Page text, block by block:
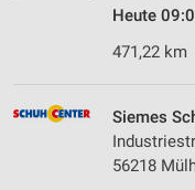
Heute
471,22 km
Siemes
56218